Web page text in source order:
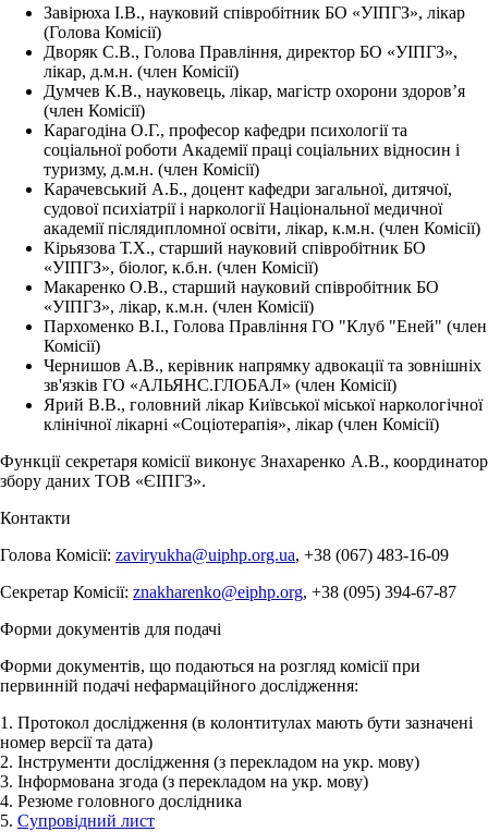
Завірюха І.В., науковий співробітник БО «УІПГЗ», лікар
(Голова Комісії)
Дворяк С.В., Голова Правління, директор БО «УІПГЗ»,
лікар, д.м.н. (член Комісії)
Думчев К.В., науковець, лікар, магістр охорони здоров’я
(член Комісії)
Карагодіна О.Г., професор кафедри психології та
соціальної роботи Академії праці соціальних відносин і
туризму, д.м.н. (член Комісії)
Карачевський А.Б., доцент кафедри загальної, дитячої,
судової психіатрії і наркології Національної медичної
академії післядипломної освіти, лікар, к.м.н. (член Комісії)
Кірьязова Т.Х., старший науковий співробітник БО
«УІПГЗ», біолог, к.б.н. (член Комісії)
Макаренко О.В., старший науковий співробітник БО
«УІПГЗ», лікар, к.м.н. (член Комісії)
Пархоменко В.І., Голова Правління ГО "Клуб "Еней" (член
Комісії)
Чернишов А.В., керівник напрямку адвокації та зовнішніх
зв'язків ГО «АЛЬЯНС.ГЛОБАЛ» (член Комісії)
Ярий В.В., головний лікар Київської міської наркологічної
клінічної лікарні «Соцiотерапiя», лікар (член Комісії)
Функції секретаря комісії виконує Знахаренко А.В., координатор
збору даних ТОВ «ЄІПГЗ».
Контакти
Голова Комісії: zaviryukha@uiphp.org.ua, +38 (067) 483-16-09
Секретар Комісії: znakharenko@eiphp.org, +38 (095) 394-67-87
Форми документів для подачі
Форми документів, що подаються на розгляд комісії при
первинній подачі нефармаційного дослідження:
1. Протокол дослідження (в колонтитулах мають бути зазначені
номер версії та дата)
2. Інструменти дослідження (з перекладом на укр. мову)
3. Інформована згода (з перекладом на укр. мову)
4. Резюме головного дослідника
5. Супровідний лист